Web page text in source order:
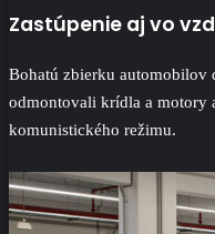
Zastúpenie aj vo
Bohatú zbierku automobilov
odmontovali krídla a motory
komunistického režimu.